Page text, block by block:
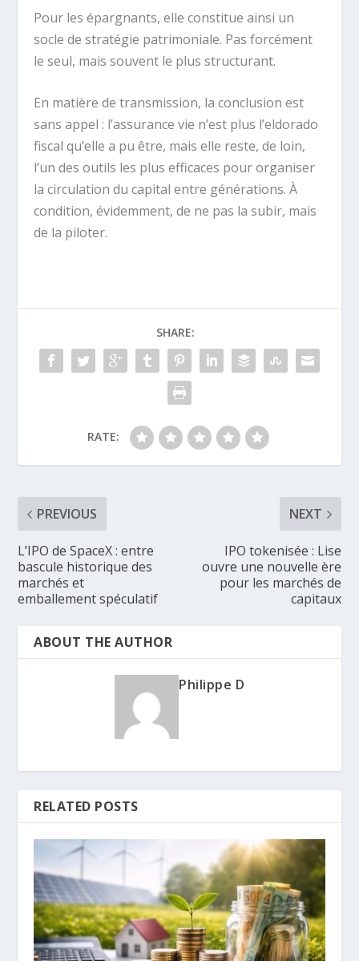
Pour les épargnants, elle constitue ainsi un
socle de stratégie patrimoniale. Pas forcément
le seul, mais souvent le plus structurant.
En matière de transmission, la conclusion est
sans appel : l’assurance vie n’est plus l’eldorado
fiscal qu’elle a pu être, mais elle reste, de loin,
l’un des outils les plus efficaces pour organiser
la circulation du capital entre générations. À
condition, évidemment, de ne pas la subir, mais
de la piloter.
SHARE:
RATE:
PREVIOUS
L’IPO de SpaceX : entre
bascule historique des
marchés et
emballement spéculatif
NEXT
IPO tokenisée : Lise
ouvre une nouvelle ère
pour les marchés de
capitaux
ABOUT THE AUTHOR
Philippe D
RELATED POSTS